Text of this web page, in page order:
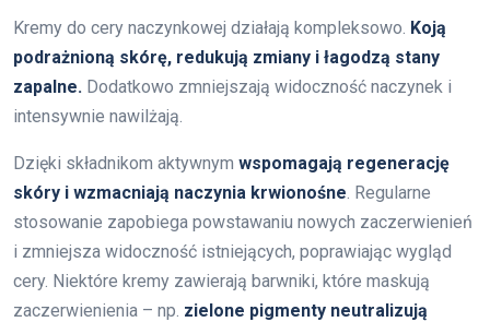
Kremy do cery naczynkowej działają kompleksowo. Koją
podrażnioną skórę, redukują zmiany i łagodzą stany
zapalne. Dodatkowo zmniejszają widoczność naczynek i
intensywnie nawilżają.
Dzięki składnikom aktywnym wspomagają regenerację
skóry i wzmacniają naczynia krwionośne. Regularne
stosowanie zapobiega powstawaniu nowych zaczerwienień
i zmniejsza widoczność istniejących, poprawiając wygląd
cery. Niektóre kremy zawierają barwniki, które maskują
zaczerwienienia – np. zielone pigmenty neutralizują